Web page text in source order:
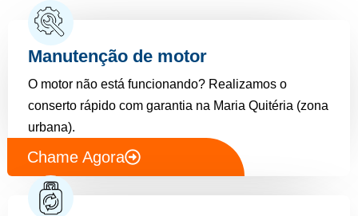
Manutenção de motor
O motor não está funcionando? Realizamos o
conserto rápido com garantia na Maria Quitéria (zona
urbana).
Chame Agora